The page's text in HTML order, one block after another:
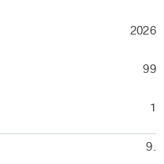
2026
99
1
9.